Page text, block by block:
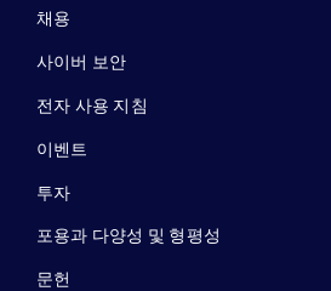
채용
사이버 보안
전자 사용 지침
이벤트
투자
포용과 다양성 및 형평성
문헌